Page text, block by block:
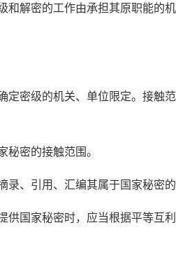
解密的工作由承担其原职能的
密级的机关、单位限定。接触
秘密的接触范围。
、引用、汇编其属于国家秘密的
国家秘密时，应当根据平等互